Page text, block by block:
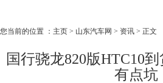
您当前的位置 ： 主页 > 山东汽车网 > 资讯 > 正文
国行骁龙820版HTC10
有点坑